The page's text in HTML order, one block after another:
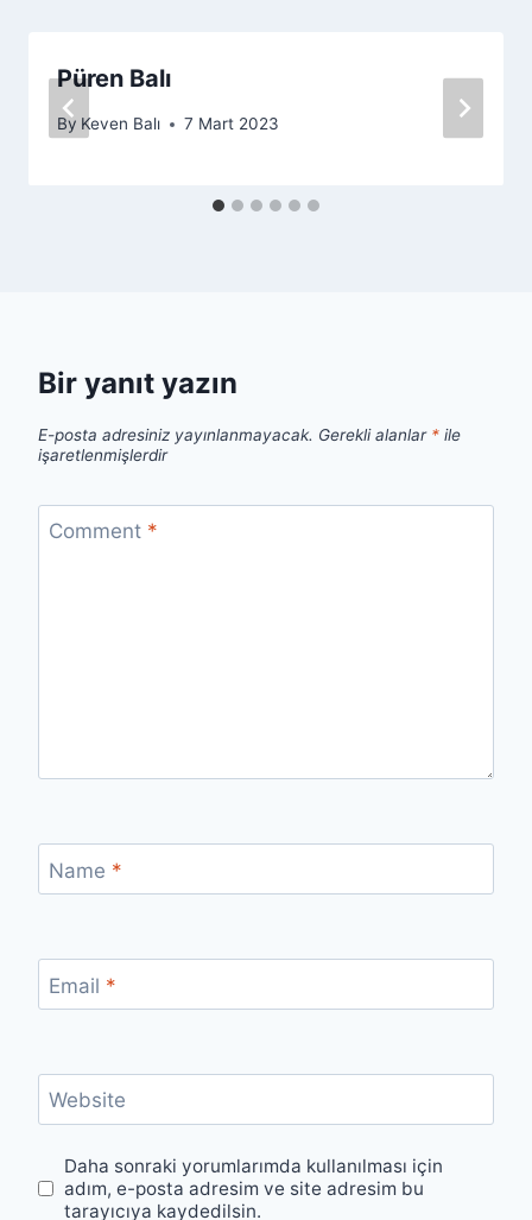
Püren Balı
By Keven Balı 7 Mart 2023
Bir yanıt yazın
E-posta adresiniz yayınlanmayacak. Gerekli alanlar * ile
işaretlenmişlerdir
Comment *
Name *
Email *
Website
Daha sonraki yorumlarımda kullanılması için
adım, e-posta adresim ve site adresim bu
tarayıcıya kaydedilsin.